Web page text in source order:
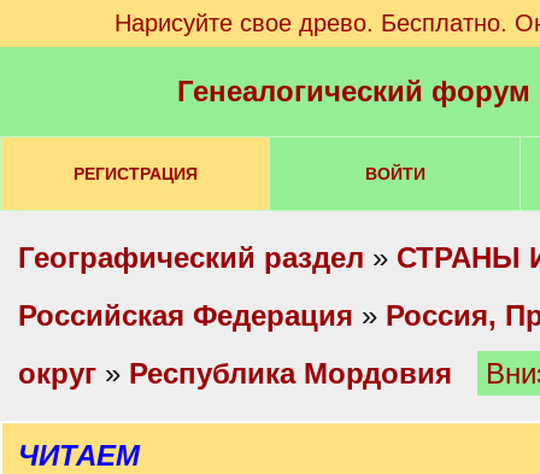
Нарисуйте свое древо. Бесплатно.
Генеалогический
РЕГИСТРАЦИЯ ВОЙТИ
Географический раздел » СТРАНЫ
Российская Федерация » Россия,
округ » Республика Мордовия
ЧИТАЕМ